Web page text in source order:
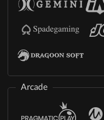
Arcade